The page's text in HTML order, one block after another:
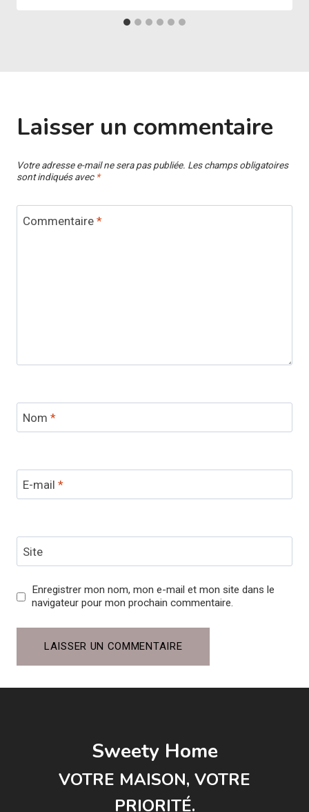
Laisser un commentaire
Votre adresse e-mail ne sera pas publiée. Les champs obligatoires
sont indiqués avec *
Commentaire *
Nom *
E-mail *
Site
Enregistrer mon nom, mon e-mail et mon site dans le
navigateur pour mon prochain commentaire.
Sweety Home
VOTRE MAISON, VOTRE
PRIORITÉ.